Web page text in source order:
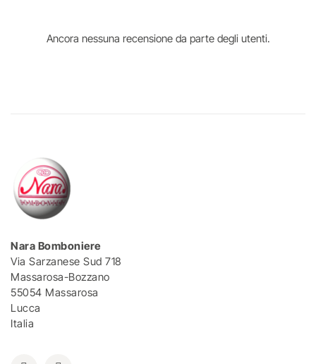
Ancora nessuna recensione da parte degli utenti.
Nara Bomboniere
Via Sarzanese Sud 718
Massarosa-Bozzano
55054 Massarosa
Lucca
Italia